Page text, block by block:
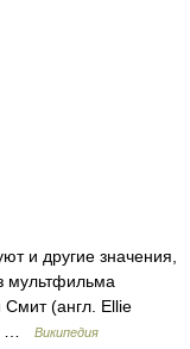
и другие значения,
мультфильма
(англ. Ellie
…
Википедия